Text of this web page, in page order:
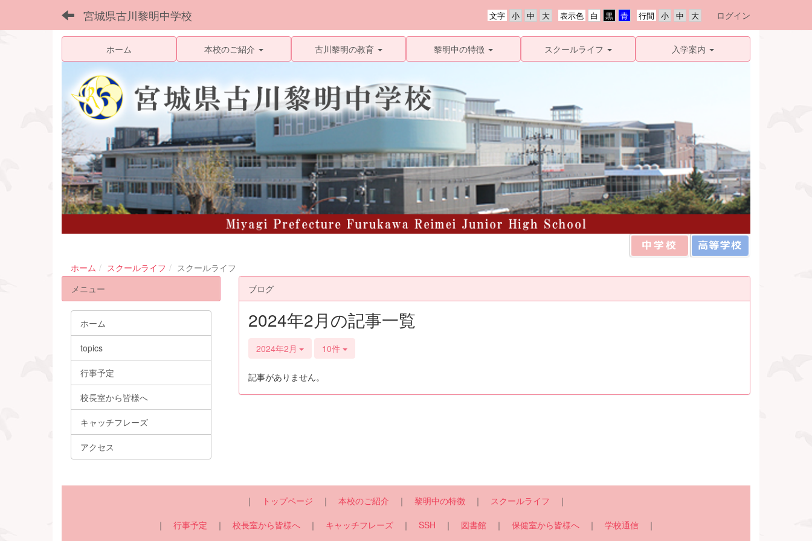
宮城県古川黎明中学校 行間
表示色
文字 ログイン
ホーム 本校のご紹介 古川黎明の教育 黎明中の特徴 スクールライフ 入学案内
ホーム スクールライフ
スクールライフ
ブログ
2024年2月の記事一覧
2024年2月 10件
記事がありません。
メニュー
ホーム
topics
行事予定
校長室から皆様へ
キャッチフレーズ
アクセス
｜ トップページ ｜ 本校のご紹介 ｜ 黎明中の特徴 ｜ スクールライフ ｜
｜ 行事予定 ｜ 校長室から皆様へ ｜ キャッチフレーズ ｜ SSH ｜ 図書館 ｜ 保健室から皆様へ ｜ 学校通信 ｜